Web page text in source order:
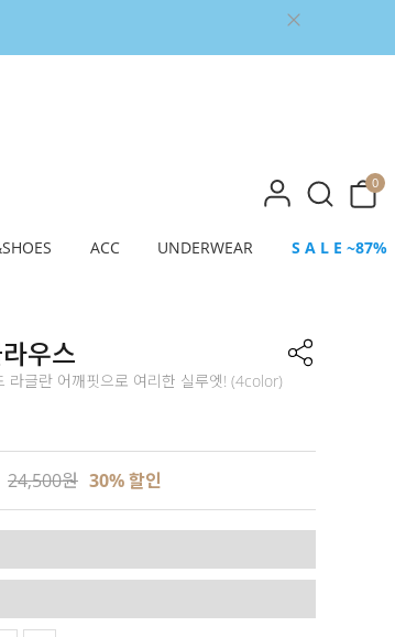
0
ACC UNDERWEAR S A L E ~87%
우스
라글란 어깨핏으로 여리한 실루엣! (4color)
24,500원 30% 할인